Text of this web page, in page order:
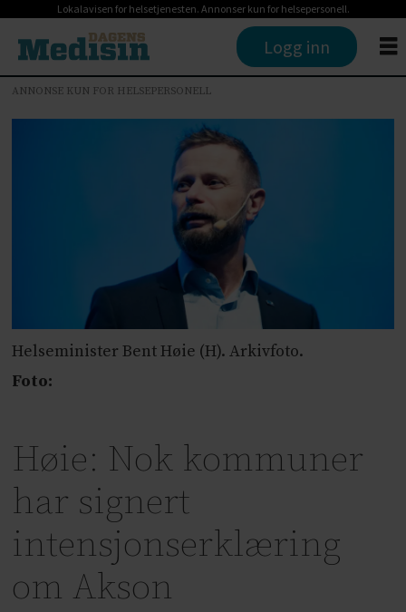
Lokalavisen for helsetjenesten. Annonser kun for helsepersonell.
Logg inn
ANNONSE KUN FOR HELSEPERSONELL
Helseminister Bent Høie (H). Arkivfoto.
Foto:
Høie: Nok kommuner
har signert
intensjonserklæring
om Akson